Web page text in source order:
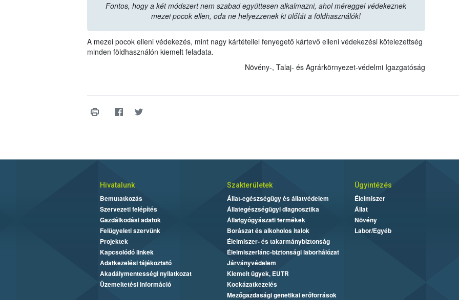
Fontos, hogy a két módszert nem szabad együttesen alkalmazni, ahol méreggel védekeznek
mezei pocok ellen, oda ne helyezzenek ki ülőfát a földhasználók!
A mezei pocok elleni védekezés, mint nagy kártétellel fenyegető kártevő elleni védekezési kötelezettség
minden földhasználón kiemelt feladata.
Növény-, Talaj- és Agrárkörnyezet-védelmi Igazgatóság
Hivatalunk
Bemutatkozás
Szervezeti felépítés
Gazdálkodási adatok
Felügyeleti szervünk
Projektek
Kapcsolódó linkek
Adatkezelési tájékoztató
Akadálymentességi nyilatkozat
Üzemeltetési információ
Szakterületek
Állat-egészségügy és állatvédelem
Állategészségügyi diagnosztika
Állatgyógyászati termékek
Borászat és alkoholos italok
Élelmiszer- és takarmánybiztonság
Élelmiszerlánc-biztonsági laborhálózat
Járványvédelem
Kiemelt ügyek, EUTR
Kockázatkezelés
Mezőgazdasági genetikai erőforrások
Ügyintézés
Élelmiszer
Állat
Növény
Labor/Egyéb